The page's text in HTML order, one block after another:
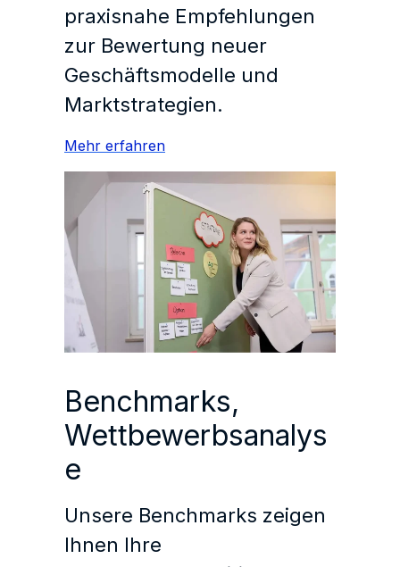
praxisnahe Empfehlungen
zur Bewertung neuer
Geschäftsmodelle und
Marktstrategien.
Mehr erfahren
Benchmarks,
Wettbewerbsanalys
e
Unsere Benchmarks zeigen
Ihnen Ihre